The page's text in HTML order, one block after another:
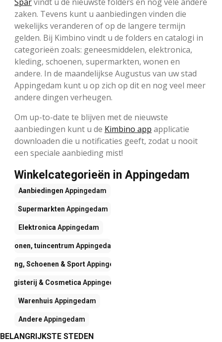
zaken. Tevens kunt u aanbiedingen vinden die
wekelijks veranderen of op de langere termijn
gelden. Bij Kimbino vindt u de folders en catalogi in
categorieën zoals: geneesmiddelen, elektronica,
kleding, schoenen, supermarkten, wonen en
andere. In de maandelijkse Augustus van uw stad
Appingedam kunt u op zich op dit en nog veel meer
andere dingen verheugen.
Om up-to-date te blijven met de nieuwste
aanbiedingen kunt u de Kimbino app applicatie
downloaden die u notificaties geeft, zodat u nooit
een speciale aanbieding mist!
Winkelcategorieën in Appingedam
Aanbiedingen Appingedam
Supermarkten Appingedam
Elektronica Appingedam
Wonen, tuincentrum Appingedam
Schoenen & SportAppingedam
Drogisterij & Cosmetica Appingedam
Warenhuis Appingedam
AndereAppingedam
BELANGRIJKSTE STEDEN